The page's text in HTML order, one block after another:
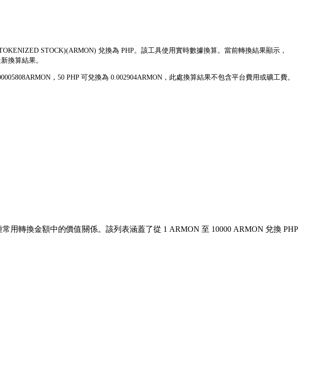
STOCK)(ARMON) 兌換為 PHP。該工具使用實時數據換算。當前轉換結果顯示，
換算結果。
，50 PHP 可兌換為 0.002904ARMON，此處換算結果不包含平台費用或礦工費。
用轉換金額中的價值關係。該列表涵蓋了從 1 ARMON 至 10000 ARMON 兌換 PHP